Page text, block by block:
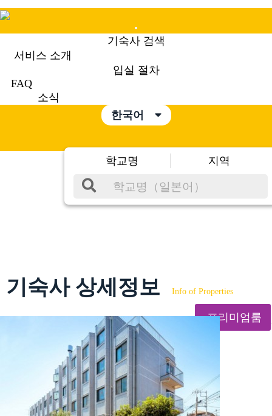
Mobile
Menu
기숙사 검색
서비스 소개
입실 절차
FAQ
소식
한국어
학교명 지역
기숙사 상세정보 Info of Properties
프리미엄룸